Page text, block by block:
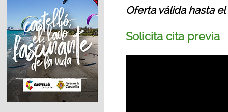
Oferta válida hasta
Solicita cita previa